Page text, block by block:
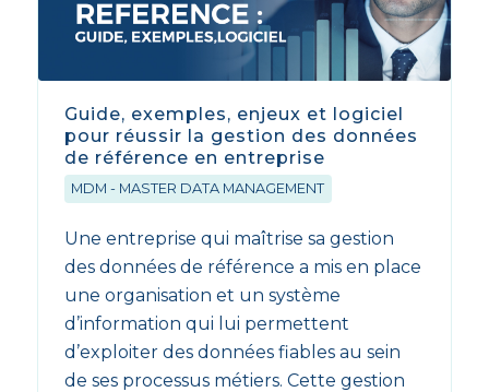
Guide, exemples, enjeux et logiciel
pour réussir la gestion des données
de référence en entreprise
MDM - MASTER DATA MANAGEMENT
Une entreprise qui maîtrise sa gestion
des données de référence a mis en place
une organisation et un système
d’information qui lui permettent
d’exploiter des données fiables au sein
de ses processus métiers. Cette gestion